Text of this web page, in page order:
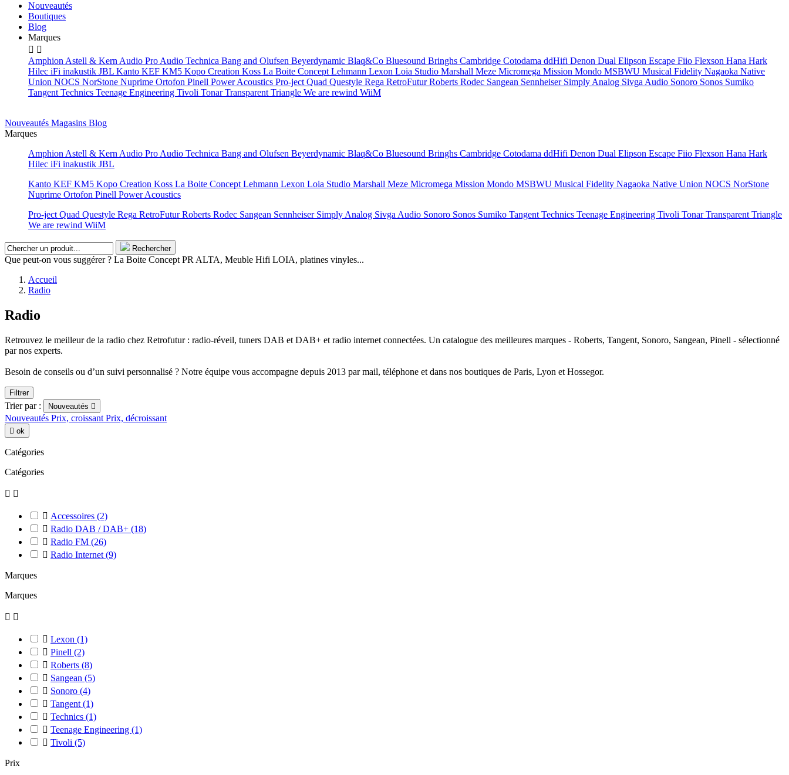
Nouveautés
Boutiques
Blog
Marques
 
Amphion Astell & Kern Audio Pro Audio Technica Bang and Olufsen Beyerdynamic Blaq&Co Bluesound Bringhs Cambridge Cotodama ddHifi Denon Dual Elipson Escape Fiio Flexson Hana Hark
Hilec iFi inakustik JBL Kanto KEF KM5 Kopo Creation Koss La Boite Concept Lehmann Lexon Loia Studio Marshall Meze Micromega Mission Mondo MSBWU Musical Fidelity Nagaoka Native
Union NOCS NorStone Nuprime Ortofon Pinell Power Acoustics Pro-ject Quad Questyle Rega RetroFuturRoberts Rodec Sangean Sennheiser Simply Analog Sivga Audio Sonoro Sonos Sumiko
Tangent Technics Teenage Engineering Tivoli TonarTransparent Triangle We are rewind WiiM
Nouveautés Magasins Blog
Marques
Amphion Astell & Kern Audio Pro Audio Technica Bang and Olufsen Beyerdynamic Blaq&Co Bluesound Bringhs Cambridge Cotodama ddHifi Denon Dual Elipson Escape Fiio Flexson Hana Hark
Hilec iFi inakustik JBL
Kanto KEF KM5 Kopo Creation Koss La Boite Concept Lehmann Lexon Loia Studio Marshall Meze Micromega Mission Mondo MSBWU Musical Fidelity Nagaoka Native Union NOCS NorStone
Nuprime Ortofon Pinell Power Acoustics
Pro-ject Quad Questyle Rega RetroFuturRoberts Rodec Sangean Sennheiser Simply Analog Sivga Audio Sonoro Sonos Sumiko Tangent Technics Teenage Engineering Tivoli TonarTransparent Triangle
We are rewind WiiM
Rechercher
Que peut-on vous suggérer ? La Boite Concept PR ALTA, Meuble Hifi LOIA, platines vinyles...
Accueil
Radio
Radio
Retrouvez le meilleur de la radio chez Retrofutur : radio-réveil, tuners DAB et DAB+ et radio internet connectées. Un catalogue des meilleures marques - Roberts, Tangent, Sonoro, Sangean, Pinell - sélectionné
par nos experts.
Besoin de conseils ou d’un suivi personnalisé ? Notre équipe vous accompagne depuis 2013 par mail, téléphone et dans nos boutiques de Paris, Lyon et Hossegor.
Filtrer
Trier par : Nouveautés 
Nouveautés Prix, croissant Prix, décroissant
 ok
Catégories
Catégories
 
 Accessoires (2)
 Radio DAB / DAB+ (18)
 Radio FM (26)
 Radio Internet (9)
Marques
Marques
 
 Lexon (1)
 Pinell (2)
 Roberts (8)
 Sangean (5)
 Sonoro (4)
 Tangent (1)
 Technics (1)
 Teenage Engineering (1)
 Tivoli (5)
Prix